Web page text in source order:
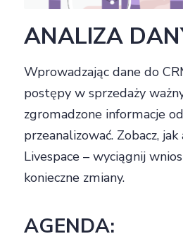
ANALIZA
Wprowadzając dane do
postępy w sprzedaży
zgromadzone informacje
przeanalizować. Zobacz,
Livespace – wyciągnij
konieczne zmiany.
AGENDA: